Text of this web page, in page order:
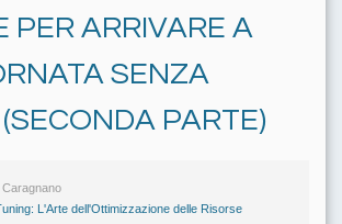
PER ARRIVARE A
SENZA
PARTE)
Caragnano
L'Arte dell'Ottimizzazione delle Risorse